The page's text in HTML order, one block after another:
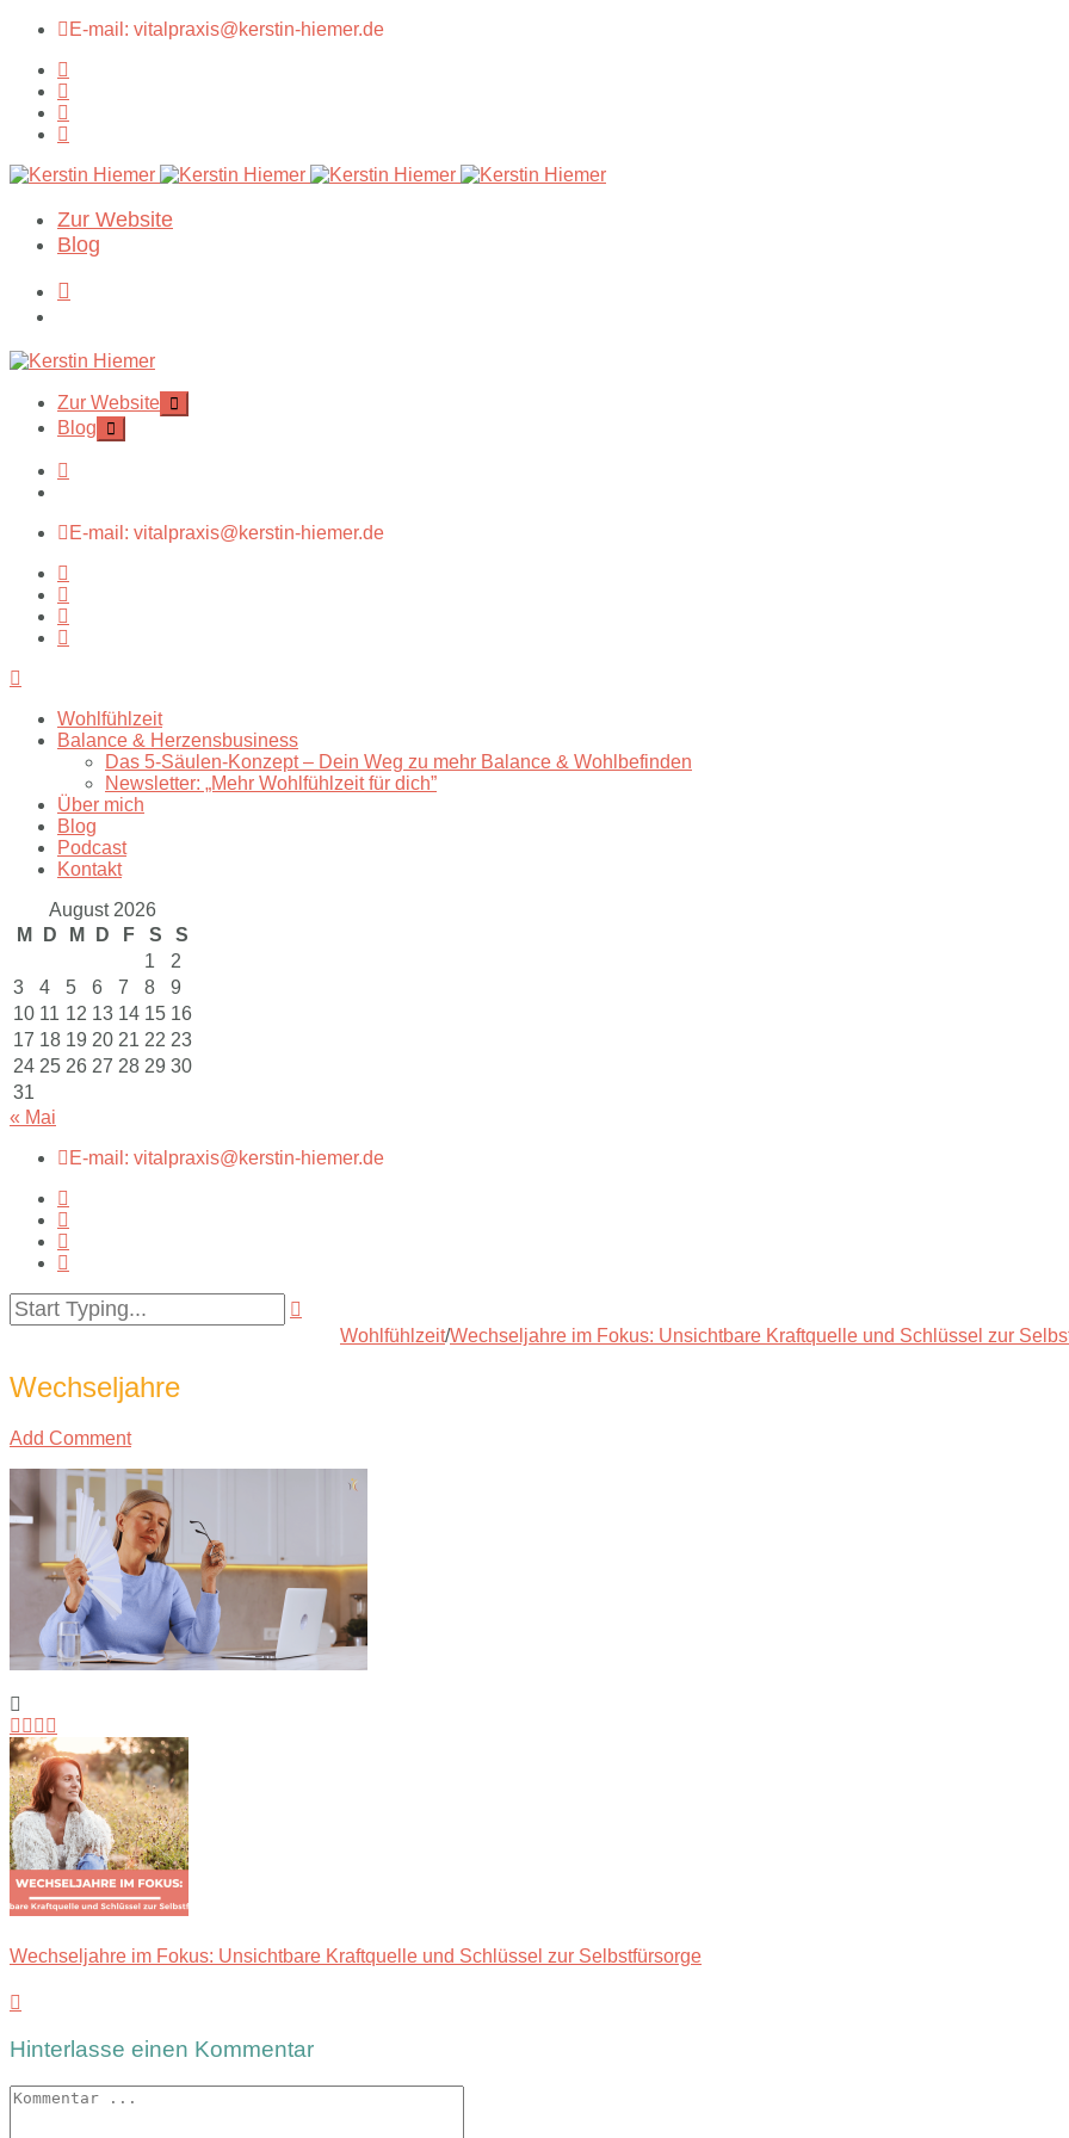
E-mail: vitalpraxis@kerstin-hiemer.de
Zur Website
Blog
Zur Website
Blog
E-mail: vitalpraxis@kerstin-hiemer.de
Wohlfühlzeit
Balance & Herzensbusiness
Das 5-Säulen-Konzept – Dein Weg zu mehr Balance & Wohlbefinden
Newsletter: „Mehr Wohlfühlzeit für dich”
Über mich
Blog
Podcast
Kontakt
August 2026
M
D M D F S
S
1
2
3
4 5 6 7 8
9
10 11 12 13 14 15 16
17 18 19 20 21 22 23
24 25 26 27 28 29 30
31
« Mai
E-mail: vitalpraxis@kerstin-hiemer.de
Wohlfühlzeit/Wechseljahre im Fokus: Unsichtbare Kraftquelle und Schlüssel zur
Wechseljahre
Add Comment
Wechseljahre im Fokus: Unsichtbare Kraftquelle und Schlüssel zur Selbstfürsorge
Hinterlasse einen Kommentar